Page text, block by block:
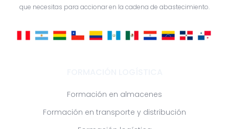
que necesitas para accionar en la cadena de abastecimiento.
Formación en almacenes
Formación en transporte y distribución